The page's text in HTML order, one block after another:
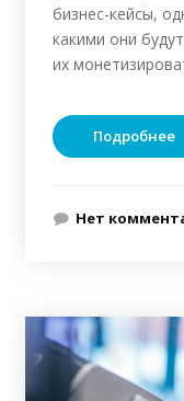
бизнес-кейсы,
какими они
их
Подробнее
Нет